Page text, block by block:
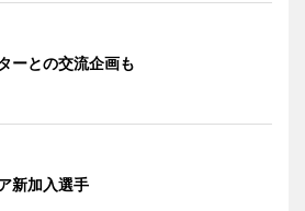
ーとの交流企画も
新加入選手